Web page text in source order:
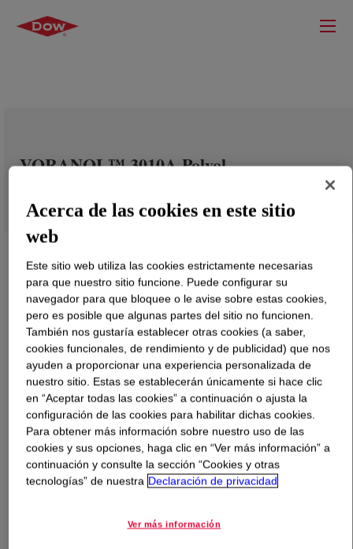
VORANOL™ 3010A Polyol
Qué esVORANOL™ 3010A Polyol?
Un heteropolímero triol iniciado con glicerina con un
peso molecular nominal de 3000 Da. Producto sin BHT
que se puede utilizar en todo el mundo en la fabricación
comercial de una amplia variedad de espumas flexibles
Acerca de las cookies en este sitio
web
Este sitio web utiliza las cookies estrictamente necesarias
para que nuestro sitio funcione. Puede configurar su
navegador para que bloquee o le avise sobre estas cookies,
pero es posible que algunas partes del sitio no funcionen.
También nos gustaría establecer otras cookies (a saber,
cookies funcionales, de rendimiento y de publicidad) que nos
ayuden a proporcionar una experiencia personalizada de
nuestro sitio. Estas se establecerán únicamente si hace clic
en “Aceptar todas las cookies” a continuación o ajusta la
configuración de las cookies para habilitar dichas cookies.
Para obtener más información sobre nuestro uso de las
cookies y sus opciones, haga clic en “Ver más información” a
continuación y consulte la sección “Cookies y otras
tecnologías” de nuestra Declaración de privacidad
Ver más información